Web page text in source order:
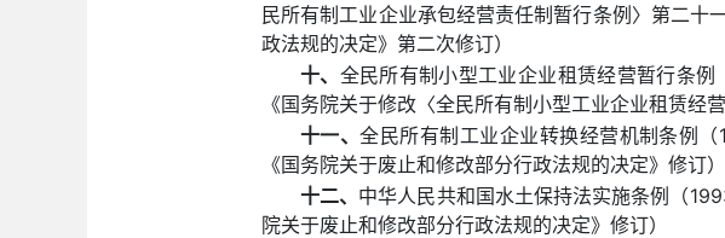
民所有制工业企业承包经营责任制暂行条例〉第二
政法规的决定》第二次修订）
十、 全民所有制小型工业企业租赁经营暂行条
《国务院关于修改〈全民所有制小型工业企业租赁经
十一、全民所有制工业企业转换经营机制条例
《国务院关于废止和修改部分行政法规的决定》修订）
十二、 中华人民共和国水土保持法实施条例（
院关于废止和修改部分行政法规的决定》修订）